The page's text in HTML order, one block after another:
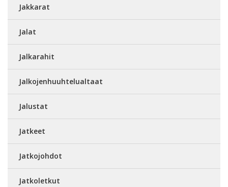
Jakkarat
Jalat
Jalkarahit
Jalkojenhuuhtelualtaat
Jalustat
Jatkeet
Jatkojohdot
Jatkoletkut